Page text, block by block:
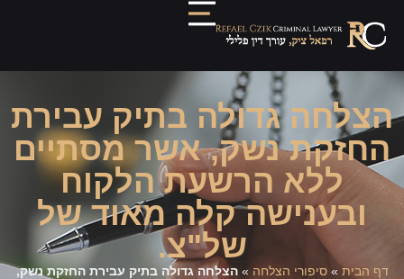
הצלחה גדולה בתיק עבירת
החזקת נשק, אשר מסתיים
ללא הרשעת הלקוח
ובענישה קלה מאוד של
של"צ.
דף הבית »סיפורי הצלחה »הצלחה גדולה בתיק עבירת החזקת נשק,